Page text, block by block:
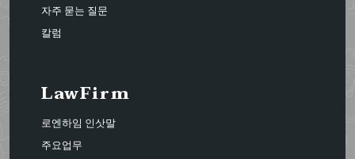
자주 묻는 질문
칼럼
LawFirm
로엔하임 인삿말
주요업무